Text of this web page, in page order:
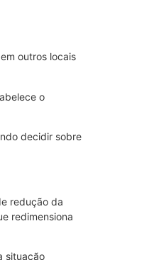
outros locais
o
decidir sobre
redução da
redimensiona
situação